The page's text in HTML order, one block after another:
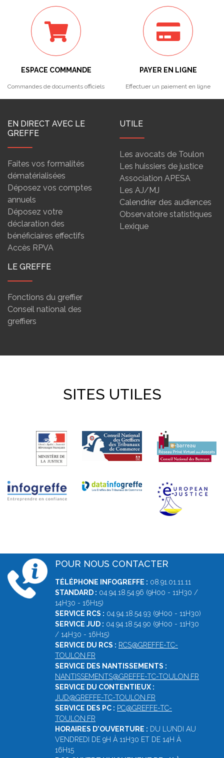
ESPACE COMMANDE
Commandes de documents officiels
PAYER EN LIGNE
Effectuer un paiement en ligne
EN DIRECT AVEC LE
GREFFE
Faites vos formalités
dématérialisées
Déposez vos comptes
annuels
Déposez votre
déclaration des
bénéficiaires effectifs
Accès RPVA
UTILE
Les avocats de Toulon
Les huissiers de justice
Association APESA
Les AJ/MJ
Calendrier des audiences
Observatoire statistiques
Lexique
LE GREFFE
Fonctions du greffier
Conseil national des
greffiers
SITES UTILES
POUR NOUS CONTACTER
TÉLÉPHONE INFOGREFFE : 08.91.01.11.11
STANDARD : 04.94.18.54.96 (9H00 - 11H30 /
14H30 - 16H15)
SERVICE RCS : 04.94.18.54.93 (9H00 - 11H30)
SERVICE JUD : 04.94.18.54.90 (9H00 - 11H30
/ 14H30 - 16H15)
SERVICE DU RCS : RCS@GREFFE-TC-
TOULON.FR
SERVICE DES NANTISSEMENTS :
NANTISSEMENTS@GREFFE-TC-TOULON.FR
SERVICE DU CONTENTIEUX :
JUD@GREFFE-TC-TOULON.FR
SERVICE DES PC : PC@GREFFE-TC-
TOULON.FR
HORAIRES D'OUVERTURE : DU LUNDI AU
VENDREDI DE 9H À 11H30 ET DE 14H À
16H15